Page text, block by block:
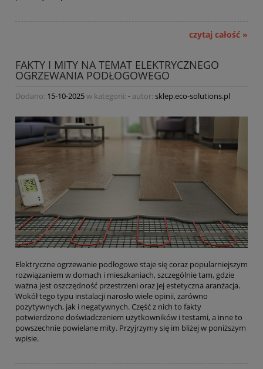
czytaj całość »
FAKTY I MITY NA TEMAT ELEKTRYCZNEGO
OGRZEWANIA PODŁOGOWEGO
Dodano: 15-10-2025w kategorii: - autor: sklep.eco-solutions.pl
Elektryczne ogrzewanie podłogowe staje się coraz popularniejszym
rozwiązaniem w domach i mieszkaniach, szczególnie tam, gdzie
ważna jest oszczędność przestrzeni oraz jej estetyczna aranżacja.
Wokół tego typu instalacji narosło wiele opinii, zarówno
pozytywnych, jak i negatywnych. Część z nich to fakty
potwierdzone doświadczeniem użytkowników i testami, a inne to
powszechnie powielane mity. Przyjrzymy się im bliżej w poniższym
wpisie.